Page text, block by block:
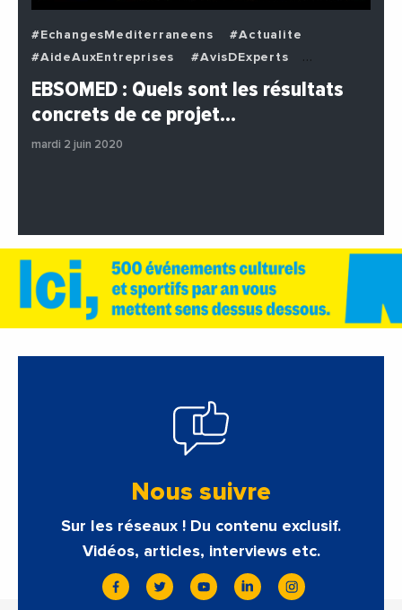
#EchangesMediterraneens
#Actualite
#AideAuxEntreprises
#AvisDExperts
#BuzzNews
#Decideurs
#Entreprises
#Institutions
EBSOMED : Quels sont les résultats
concrets de ce projet…
mardi 2 juin 2020
Nous suivre
Sur les réseaux ! Du contenu exclusif.
Vidéos, articles, interviews etc.